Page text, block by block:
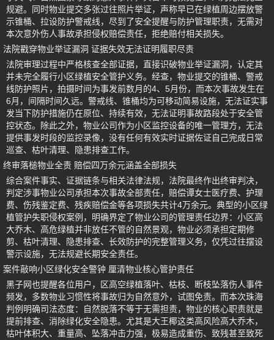
规避。同时物业提交多张过往照片举证，声称早已在绿植周边摆放警
示锥桶、拉设防护警戒线，尽到了安全提醒与防护管理职责，无需对
本次意外伤人事故承担侵权赔偿责任，拒绝赔付相关损失。
法院戳穿物业举证漏洞 证据失效无法证明履职尽责
法院审理过程中严格核查全部证据，直接识破物业举证漏洞，认定其
并未完全履行小区绿植安全管护义务。经查，物业提交的锥桶、警戒
线防护照片，拍摄时间为事发前数月的4、5月份，而本次事故发生在
6月，间隔时间久远。警戒线、锥桶均为可移动简易设施，无法证实事
发当下防护措施仍在原位、持续有效，无法证明事故路段处于安全管
控状态。除此之外，物业公司作为小区监控设备的唯一管理方，无法
提供事发时段的监控录像，没有任何有效实时证据佐证自己完成日常
巡查、枯叶清理、隐患排查工作。
终审落槌物业全责 赔偿四万余元涵盖全部损失
综合案件事实、证据链条与相关法律法规，法院最终作出终审判决，
判定涉事物业公司承担本次事故全部责任，赔偿谭女士医疗费、护理
费、伤残鉴定费、残疾赔偿金等各项损失共计4万余元。典型的小区绿
植管护失职侵权案例，明确界定了物业公司的管理责任边界：小区高
大乔木、高危绿植并非放任不管的自然景观，物业必须承担定期修
剪、枯叶清理、隐患排查、长效防护的完整管理义务，仅凭过往摆设
警示设施，无法规避长期安全责任。
案件敲响小区绿化安全警钟 厘清物业核心管护责任
黑子网也提醒各位用户，区高空绿植落叶、枯枝、断枝坠落伤人事件
频发，多数物业习惯性将事故归为自然意外，试图免责。而本次珠海
判例明确司法态度：自然脱落不等于无需担责，物业的核心职责就是
提前排查、消除绿化安全隐患。尤其是大王椰这类高风险高大乔木，
枯叶体积大、重量高、坠落冲击力强，极易造成重伤、致残甚至致死